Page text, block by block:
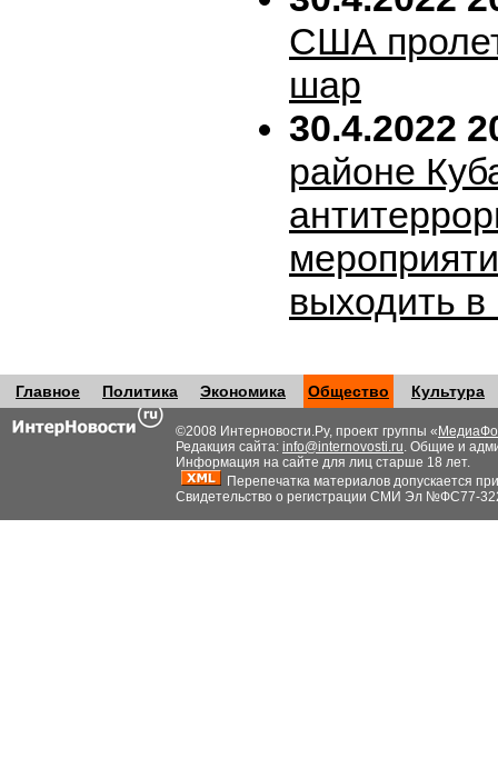
США
шар
30.4.2022
районе
выходить
Главное Политика Экономика Общество Культура
©2008 Интерновости.Ру, проект группы «
Редакция сайта: info@internovosti.ru. Общие и
Информация на сайте для лиц старше 18 лет.
Перепечатка материалов допускается
Свидетельство о регистрации СМИ Эл №ФС77-